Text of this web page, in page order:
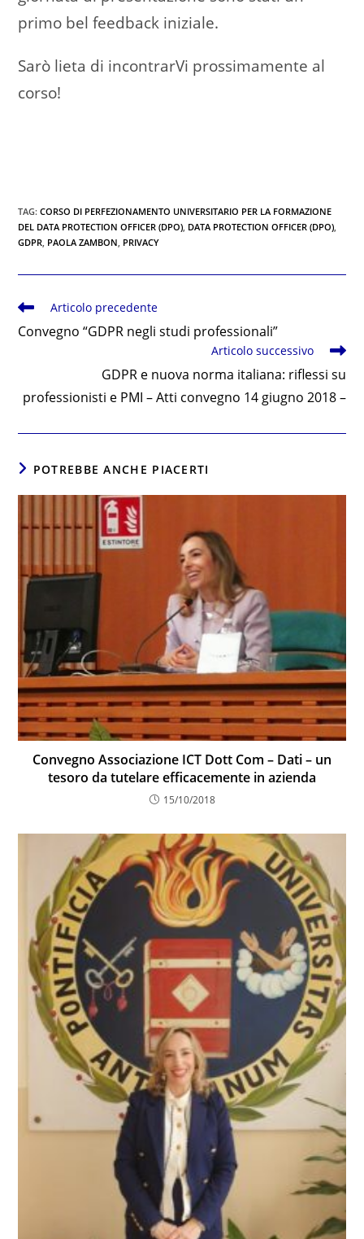
primo bel feedback iniziale.
Sarò lieta di incontrarVi prossimamente al
corso!
TAG:CORSO DI PERFEZIONAMENTO UNIVERSITARIO PER LA FORMAZIONE
DEL DATA PROTECTION OFFICER (DPO), DATA PROTECTION OFFICER (DPO),
GDPR, PAOLA ZAMBON, PRIVACY
Leggi
articoli
Articolo precedente
Convegno “GDPR negli studi professionali”
Articolo successivo
GDPR e nuova norma italiana: riflessi su
professionisti e PMI – Atti convegno 14 giugno 2018 –
POTREBBE ANCHE PIACERTI
Convegno Associazione ICT Dott Com – Dati – un
tesoro da tutelare efficacemente in azienda
15/10/2018